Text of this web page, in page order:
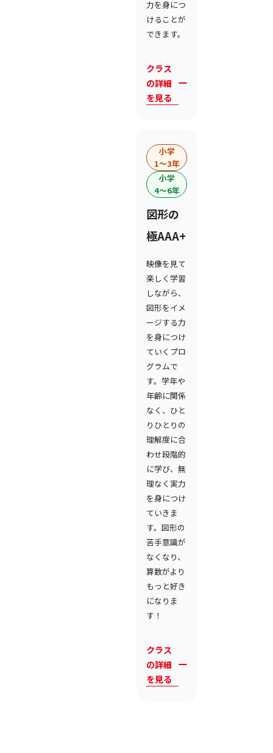
力を身につ
けることが
できます。
クラス
の詳細
を見る
小学
1〜3年
小学
4〜6年
図形の
極AAA+
映像を見て
楽しく学習
しながら、
図形をイメ
ージする力
を身につけ
ていくプロ
グラムで
す。学年や
年齢に関係
なく、ひと
りひとりの
理解度に合
わせ段階的
に学び、無
理なく実力
を身につけ
ていきま
す。図形の
苦手意識が
なくなり、
算数がより
もっと好き
になりま
す！
クラス
の詳細
を見る